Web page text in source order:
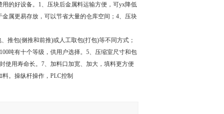
的好设备。 1、压块后金属料运输方便，可yx降低
属更易存放，可以节省大量的仓库空间；4、压块
推包(侧推和前推)或人工取包(打包)等不同方式；
吨有十个等级，供用户选择。5、压缩室尺寸和包
使用寿命长。7、加料口加宽、加大，填料更方便
。操纵杆操作，PLC控制